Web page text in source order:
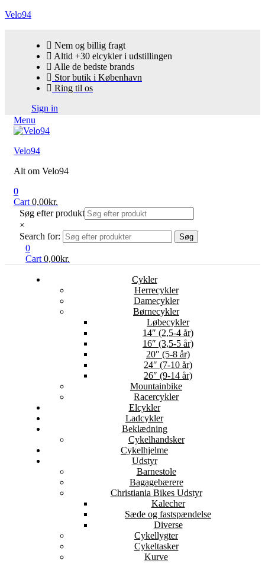
Velo94
Nem og billig fragt
Altid +30 elcykler i udstillingen
Alle de bedste brands
Stor butik i København
Ring til os
Sign in
Menu
Velo94
Alt om Velo94
0
Cart 0,00kr.
Søg efter produkt
×
Search for:
Søg
0
Cart 0,00kr.
Cykler
Herrecykler
Damecykler
Børnecykler
Løbecykler
14″ (2,5-4 år)
16″ (3,5-5 år)
20″ (5-8 år)
24″ (7-10 år)
26″ (9-14 år)
Mountainbike
Racercykler
Elcykler
Ladcykler
Beklædning
Cykelhandsker
Cykelhjelme
Udstyr
Barnestole
Bagagebærere
Christiania Bikes Udstyr
Kalecher
Sæde og fastspændelse
Diverse
Cykellygter
Cykeltasker
Kurve